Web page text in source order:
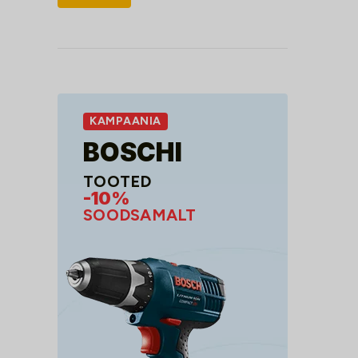
hind
hind
KAMPAANIA
BOSCHI
TOOTED
-10%
SOODSAMALT